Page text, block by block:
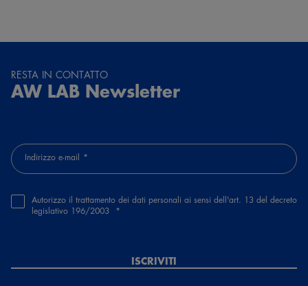
RESTA IN CONTATTO
AW LAB Newsletter
Indirizzo e-mail
Autorizzo il trattamento dei dati personali ai sensi dell'art. 13 del decreto
legislativo 196/2003
ISCRIVITI